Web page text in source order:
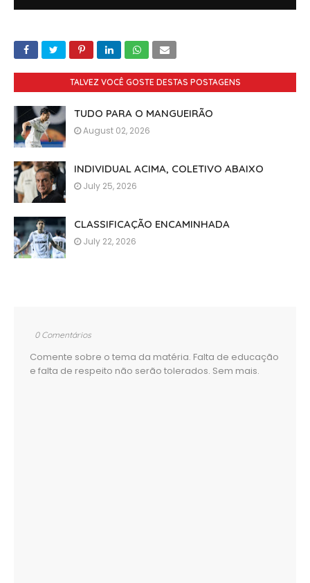
TALVEZ VOCÊ GOSTE DESTAS POSTAGENS
TUDO PARA O MANGUEIRÃO
August 02, 2026
INDIVIDUAL ACIMA, COLETIVO ABAIXO
July 25, 2026
CLASSIFICAÇÃO ENCAMINHADA
July 22, 2026
0 Comentários
Comente sobre o tema da matéria. Falta de educação
e falta de respeito não serão tolerados. Sem mais.